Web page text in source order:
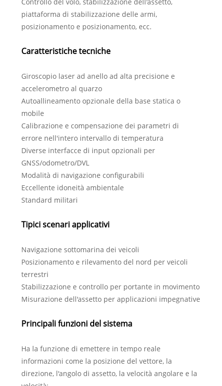
piattaforma di stabilizzazione delle armi,
posizionamento e posizionamento, ecc.
Caratteristiche tecniche
Giroscopio laser ad anello ad alta precisione e
accelerometro al quarzo
Autoallineamento opzionale della base statica o
mobile
Calibrazione e compensazione dei parametri di
errore nell'intero intervallo di temperatura
Diverse interfacce di input opzionali per
GNSS/odometro/DVL
Modalità di navigazione configurabili
Eccellente idoneità ambientale
Standard militari
Tipici scenari applicativi
Navigazione sottomarina dei veicoli
Posizionamento e rilevamento del nord per veicoli
terrestri
Stabilizzazione e controllo per portante in movimento
Misurazione dell'assetto per applicazioni impegnative
Principali funzioni del sistema
Ha la funzione di emettere in tempo reale
informazioni come la posizione del vettore, la
direzione, l'angolo di assetto, la velocità angolare e la